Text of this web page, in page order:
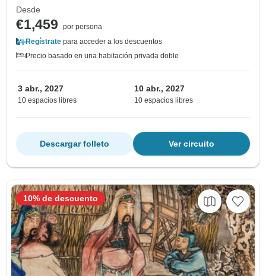
Desde
€1,459
por persona
Regístrate para acceder a los descuentos
Precio basado en una habitación privada doble
3 abr., 2027
10 espacios libres
10 abr., 2027
10 espacios libres
Ver circuito
Descargar folleto
10% de descuento